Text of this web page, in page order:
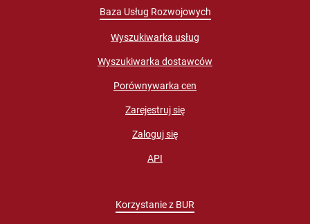
Baza Usług Rozwojowych
Wyszukiwarka usług
Wyszukiwarka dostawców
Porównywarka cen
Zarejestruj się
Zaloguj się
API
Korzystanie z BUR